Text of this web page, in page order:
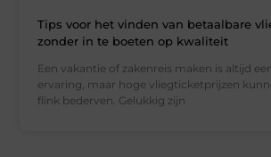
Tips voor het vinden van betaalbare
zonder in te boeten op kwaliteit
Een vakantie of zakenreis maken is altijd
ervaring, maar hoge vliegticketprijzen
flink bederven. Gelukkig zijn